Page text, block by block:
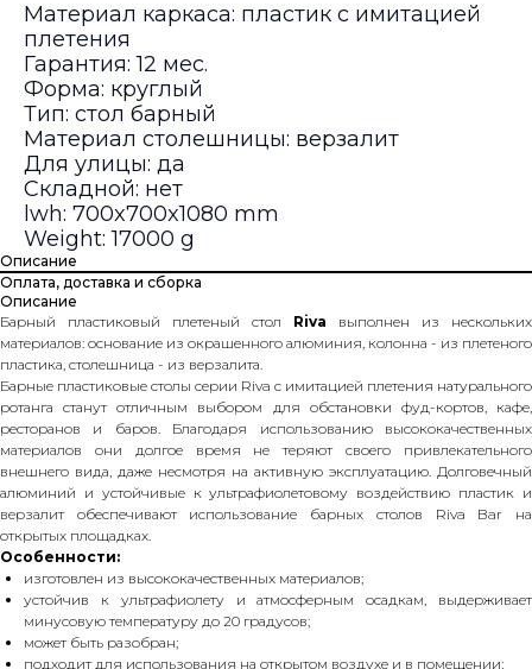
Материал каркаса: пластик с имитацией
плетения
Гарантия: 12 мес.
Форма: круглый
Тип: стол барный
Материал столешницы: верзалит
Для улицы: да
Складной: нет
lwh: 700x700x1080 mm
Weight: 17000 g
Описание
Оплата, доставка и сборка
Описание
Барный пластиковый плетеный стол Riva выполнен из нескольких
материалов: основание из окрашенного алюминия, колонна - из плетеного
пластика, столешница - из верзалита.
Барные пластиковые столы серии Riva с имитацией плетения натурального
ротанга станут отличным выбором для обстановки фуд-кортов, кафе,
ресторанов и баров. Благодаря использованию высококачественных
материалов они долгое время не теряют своего привлекательного
внешнего вида, даже несмотря на активную эксплуатацию. Долговечный
алюминий и устойчивые к ультрафиолетовому воздействию пластик и
верзалит обеспечивают использование барных столов Riva Bar на
открытых площадках.
Особенности:
изготовлен из высококачественных материалов;
устойчив к ультрафиолету и атмосферным осадкам, выдерживает
минусовую температуру до 20 градусов;
может быть разобран;
подходит для использования на открытом воздухе и в помещении;